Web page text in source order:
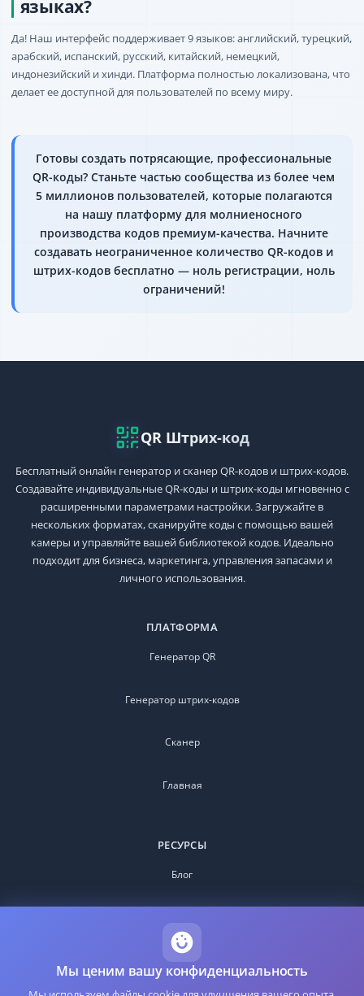
языках?
Да! Наш интерфейс поддерживает 9 языков: английский, турецкий,
арабский, испанский, русский, китайский, немецкий,
индонезийский и хинди. Платформа полностью локализована, что
делает ее доступной для пользователей по всему миру.
Готовы создать потрясающие, профессиональные
QR-коды? Станьте частью сообщества из более чем
5 миллионов пользователей, которые полагаются
на нашу платформу для молниеносного
производства кодов премиум-качества. Начните
создавать неограниченное количество QR-кодов и
штрих-кодов бесплатно — ноль регистрации, ноль
ограничений!
QR Штрих-код
Бесплатный онлайн генератор и сканер QR-кодов и штрих-кодов.
Создавайте индивидуальные QR-коды и штрих-коды мгновенно с
расширенными параметрами настройки. Загружайте в
нескольких форматах, сканируйте коды с помощью вашей
камеры и управляйте вашей библиотекой кодов. Идеально
подходит для бизнеса, маркетинга, управления запасами и
личного использования.
ПЛАТФОРМА
Генератор QR
Генератор штрих-кодов
Сканер
Главная
РЕСУРСЫ
Блог
О нас
Мы ценим вашу конфиденциальность